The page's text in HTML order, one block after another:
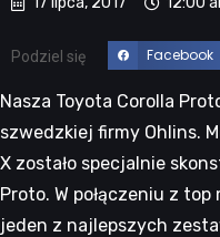
Podziel się Facebook
Nasza Toyota Corolla
szwedzkiej firmy Ohlins.
X zostało specjalnie
Proto. W połączeniu z
jeden z najlepszych